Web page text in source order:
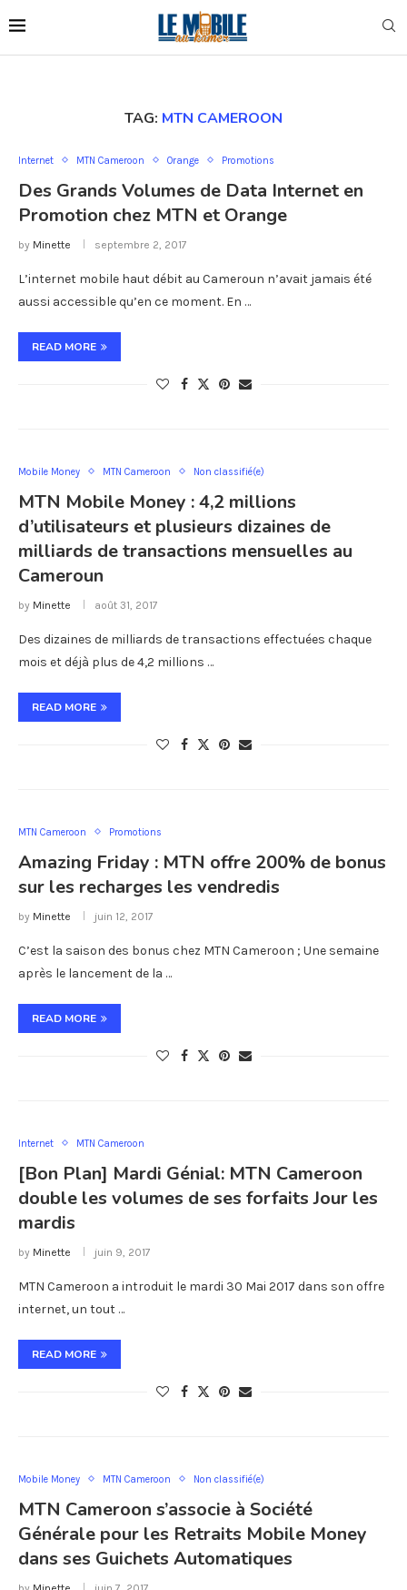
TAG: MTN CAMEROON
Internet MTN Cameroon Orange Promotions
Des Grands Volumes de Data Internet en
Promotion chez MTN et Orange
by Minette septembre 2, 2017
L’internet mobile haut débit au Cameroun n’avait jamais été
aussi accessible qu’en ce moment. En …
READ MORE
Mobile Money MTN Cameroon Non classifié(e)
MTN Mobile Money : 4,2 millions
d’utilisateurs et plusieurs dizaines de
milliards de transactions mensuelles au
Cameroun
by Minette août 31, 2017
Des dizaines de milliards de transactions effectuées chaque
mois et déjà plus de 4,2 millions …
READ MORE
MTN Cameroon Promotions
Amazing Friday : MTN offre 200% de bonus
sur les recharges les vendredis
by Minette juin 12, 2017
C’est la saison des bonus chez MTN Cameroon ; Une semaine
après le lancement de la …
READ MORE
Internet MTN Cameroon
[Bon Plan] Mardi Génial: MTN Cameroon
double les volumes de ses forfaits Jour les
mardis
by Minette juin 9, 2017
MTN Cameroon a introduit le mardi 30 Mai 2017 dans son offre
internet, un tout …
READ MORE
Mobile Money MTN Cameroon Non classifié(e)
MTN Cameroon s’associe à Société
Générale pour les Retraits Mobile Money
dans ses Guichets Automatiques